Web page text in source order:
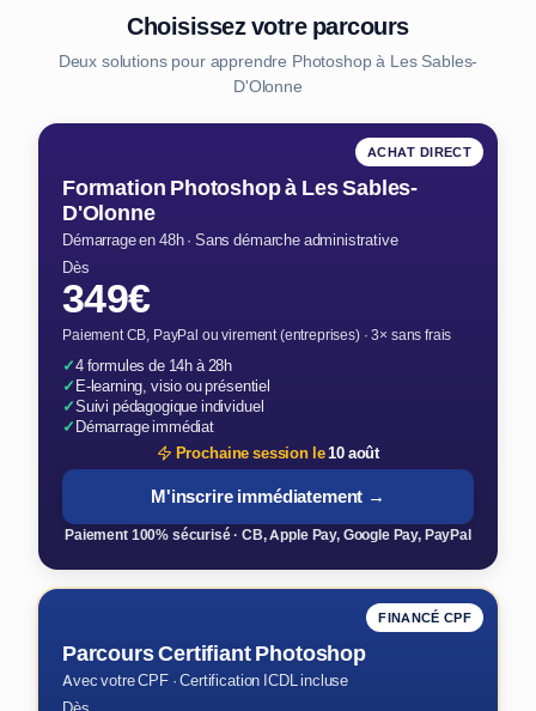
Choisissez votre parcours
Deux solutions pour apprendre Photoshop à Les Sables-
D'Olonne
ACHAT DIRECT
Formation Photoshop à Les Sables-
D'Olonne
Démarrage en 48h · Sans démarche administrative
Dès
349€
Paiement CB, PayPal ou virement (entreprises) · 3× sans frais
✓4 formules de 14h à 28h
✓E-learning, visio ou présentiel
✓Suivi pédagogique individuel
✓Démarrage immédiat
Prochaine session le10 août
M'inscrire immédiatement →
Paiement 100% sécurisé · CB, Apple Pay, Google Pay, PayPal
FINANCÉ CPF
Parcours Certifiant Photoshop
Avec votre CPF · Certification ICDL incluse